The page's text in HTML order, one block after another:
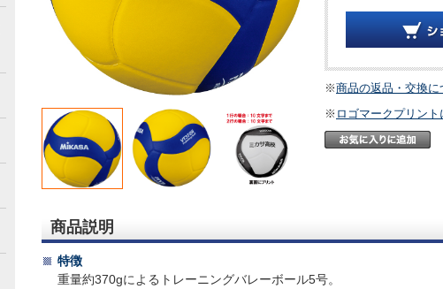
※商品の返品・交換に
※ ロゴマークプリント
商品説明
特徴
重量約370gによるトレーニングバレーボール5号。